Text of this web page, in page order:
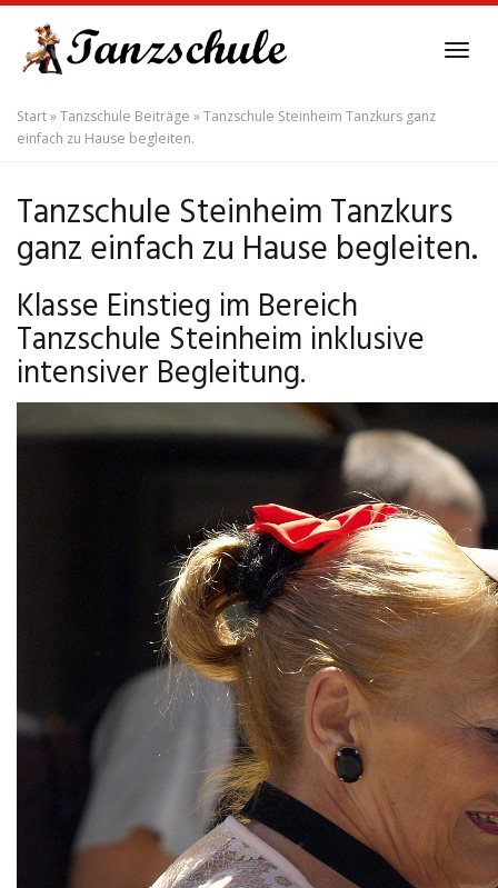
main
content
Start»Tanzschule Beiträge »Tanzschule Steinheim Tanzkurs ganz
einfach zu Hause begleiten.
Tanzschule Steinheim Tanzkurs
ganz einfach zu Hause begleiten.
Klasse Einstieg im Bereich
Tanzschule Steinheim inklusive
intensiver Begleitung.